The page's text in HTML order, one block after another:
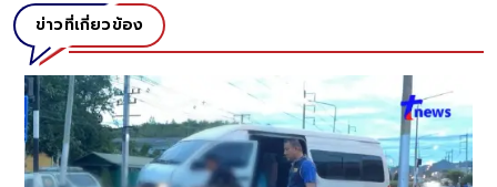
ข่าวที่เกี่ยวข้อง